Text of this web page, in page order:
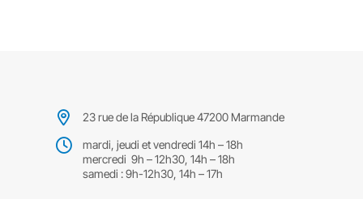
23 rue de la République 47200 Marmande
mardi, jeudi et vendredi 14h – 18h
mercredi 9h – 12h30, 14h – 18h
samedi : 9h-12h30, 14h – 17h